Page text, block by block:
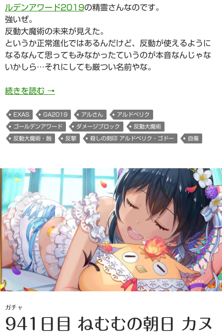
ルデンアワード2019の精霊さんなのです。
強いぜ。
反動大魔術の未来が見えた。
というか正常進化ではあるんだけど、反動が使えるように
なるなんて思ってもみなかったていうのが本音なんじゃな
いかしら…それにしても厳つい名前やな。
続きを読む 967日目 殺しの刻印 アルドベリク・ゴドーさ
→
EXAS GA2019 アルさん アルドベリク
ゴールデンアワード ダメージブロック 反動大魔術
反動大魔術・蝕 反撃 殺しの刻印 アルドベリク・ゴドー 自傷
ガチャ
941日目 ねむむの朝日 カヌ